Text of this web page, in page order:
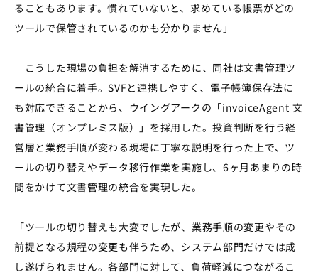
ることもあります。慣れていないと、求めている帳票がどの
ツールで保管されているのかも分かりません」
こうした現場の負担を解消するために、同社は文書管理ツ
ールの統合に着手。SVFと連携しやすく、 電子帳簿保存法に
も対応できることから、ウイングアークの「invoiceAgent 文
書管理（オンプレミス版）」を採用した。投資判断を行う経
営層と業務手順が変わる現場に丁寧な説明を行った上で、ツ
ールの切り替えやデータ移行作業を実施し、 6ヶ月あまり の時
間をかけて文書管理の統合を実現した。
「ツールの切り替えも大変でしたが、業務手順の変更やその
前提となる規程の変更も伴うため、システム部門だけでは成
し遂げられません。各部門に対して、負荷軽減につながるこ